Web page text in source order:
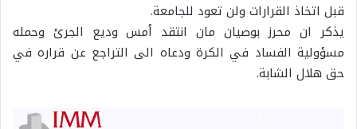
قبل اتخاذ القرارات ولن تعود للجامعة.
يذكر ان محرز بوصيان مان انتقد أمس وديع الجرئ وحمله
مسؤولية الفساد في الكرة ودعاه الى التراجع عن قراره في
حق هلال الشابة.